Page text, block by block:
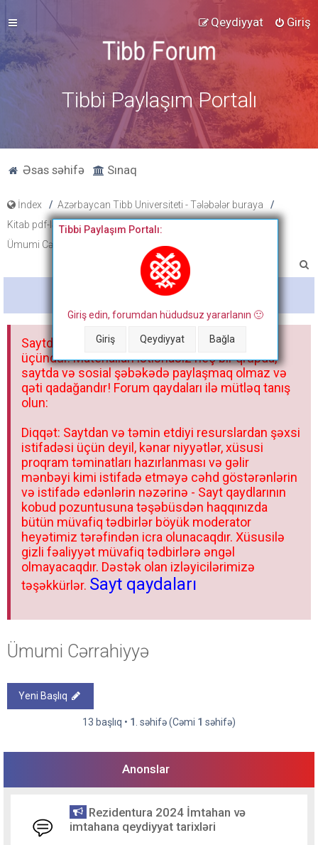
Giriş
Qeydiyyat
Tibbi Paylaşım Portalı
Əsas səhifə Sınaq
İndex
Azərbaycan Tibb Universiteti - Tələbələr buraya
Kitab pdf-ləri, tibbi fənlər üzrə slayd və paylaşımlar
Ümumi Cərrahiyyə
a
Bitdi
Tibbi Paylaşım Portalı:
Giriş edin, forumdan hüdudsuz yararlanın 🙂
Giriş Qeydiyyat Bağla
Saytdakı materiallar yalnız fərdi istifadəniz
üçündür. Materialları istisnasız heç bir qrupda,
saytda və sosial şəbəkədə paylaşmaq olmaz və
qəti qadağandır! Forum qaydaları ilə mütləq tanış
olun:
Diqqət: Saytdan və təmin etdiyi resurslardan şəxsi
istifadəsi üçün deyil, kənar niyyətlər, xüsusi
proqram təminatları hazırlanması və gəlir
mənbəyi kimi istifadə etməyə cəhd göstərənlərin
və istifadə edənlərin nəzərinə - Sayt qaydlarının
kobud pozuntusuna təşəbüsdən haqqınızda
bütün müvafiq tədbirlər böyük moderator
heyətimiz tərəfindən icra olunacaqdır. Xüsusilə
gizli fəaliyyət müvafiq tədbirlərə əngəl
olmayacaqdır. Dəstək olan izləyicilərimizə
təşəkkürlər. Sayt qaydaları
Ümumi Cərrahiyyə
Yeni Başlıq
13 başlıq • 1 . səhifə (Cəmi 1 səhifə)
Anonslar
Rezidentura 2024 İmtahan və
imtahana qeydiyyat tarixləri